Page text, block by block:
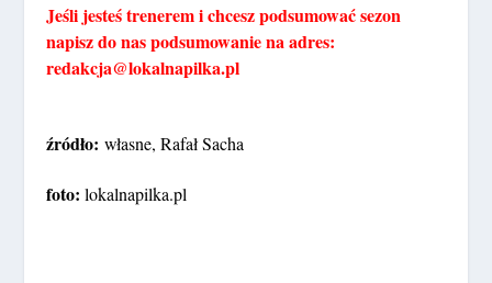
Jeśli jesteś trenerem i chcesz podsumować sezon
napisz do nas podsumowanie na adres:
redakcja@lokalnapilka.pl
źródło:własne, Rafał Sacha
foto:lokalnapilka.pl